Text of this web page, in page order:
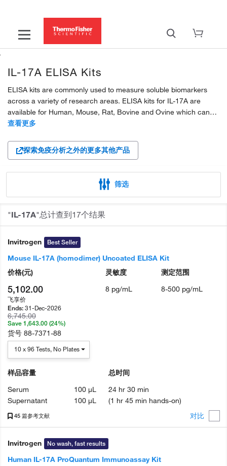
IL-17A ELISA Kits
ELISA kits are commonly used to measure soluble biomarkers
across a variety of research areas. ELISA kits for IL-17A are
available for Human, Mouse, Rat, Bovine and Ovine which can
be quantified in various samples, including serum, supernatant,
Invitrogen ELISA kits exist in two...
查看更多
探索免疫分析之外的更多其他产品
筛选
"IL-17A"总计查到17个结果
Invitrogen Best Seller
对比
Mouse IL-17A (homodimer) Uncoated ELISA Kit
45 篇参考文献
灵敏度
8 pg/mL
测定范围
8-500 pg/mL
样品容量
Serum
100 µL
Supernatant
100 µL
总时间
24 hr 30 min
(1 hr 45 min hands-on)
价格(元)
5,102.00
飞享价
Ends: 31-Dec-2026
6,745.00
Save 1,643.00 (24%)
货号 88-7371-88
10 x 96 Tests, No Plates
Invitrogen No wash, fast results
Human IL-17A ProQuantum Immunoassay Kit